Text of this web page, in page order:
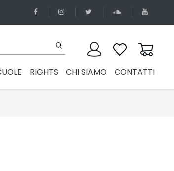
RIGHTS CHI SIAMO CONTATTI